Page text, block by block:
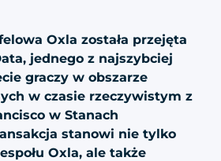
Oxla została przejęta
jednego z najszybciej
graczy w obszarze
w czasie rzeczywistym z
w Stanach
stanowi nie tylko
Oxla, ale także